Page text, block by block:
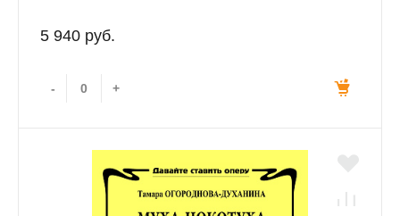
5 940 руб.
- +